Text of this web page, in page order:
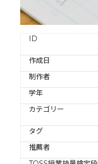
ID
作成日
制作者
学年
カテゴリー
タグ
推薦者